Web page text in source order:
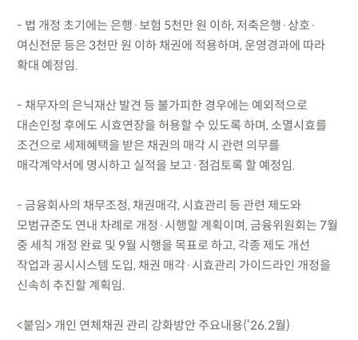
- 법 개정 초기에는 은행·보험 5천만 원 이하, 저축은행·상호·
여신전문 등은 3천만 원 이하 채권에 적용하며, 운영경과에 따라
확대 예정임.
- 채무자의 은닉재산 발견 등 불가피한 경우에는 예외적으로
대손인정 후에도 시효연장을 허용할 수 있도록 하며, 소멸시효를
조건으로 세제혜택을 받은 채권의 매각 시 관련 의무를
매각계약서에 명시하고 실적을 보고·점검토록 할 예정임.
- 금융회사의 채무조정, 채권매각, 시효관리 등 관련 제도와
모범규준도 연내 차례로 개정·시행할 계획이며, 금융위원회는 7월
중 세칙 개정 완료 및 9월 시행을 목표로 하고, 각종 제도 개선
작업과 공시시스템 도입, 채권 매각·시효관리 가이드라인 개정을
신속히 추진할 계획임.
<붙임> 개인 연체채권 관리 강화방안 주요내용(‘26.2월)